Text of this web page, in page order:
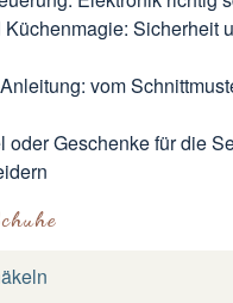
Sicherheit
vom
oder Geschenke für die